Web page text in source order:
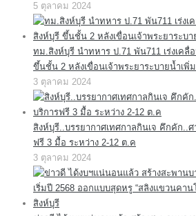
5 ตุลาคม 2024
ทม.สิงห์บุรี นำทหาร ป.71 พัน711 เร่งเคลื่
ขึ้นชั้น 2 หลังเขื่อนเจ้าพระยาระบายน้ำเพิ่
3 ตุลาคม 2024
สิงห์บุรี..บรรยากาศเทศกาลกินเจ คึกคัก..ศ
ฟรี 3 มื้อ ระหว่าง 2-12 ต.ค
3 ตุลาคม 2024